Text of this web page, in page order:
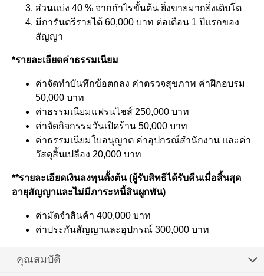
ส่วนแบ่ง 40 % จากกำไรขั้นต้น ยิ่งขายมากยิ่งเติบโต
มีการันตรีรายได้ 60,000 บาท ต่อเดือน 1 ปีแรกของ
สัญญา
*รายละเอียดค่าธรรมเนียม
ค่าจัดทำบันทึกข้อตกลง ค่าตรวจสุขภาพ ค่าฝึกอบรม
50,000 บาท
ค่าธรรมเนียมแฟรนไชส์ 250,000 บาท
ค่าจัดกิจกรรมวันเปิดร้าน 50,000 บาท
ค่าธรรมเนียมใบอนุญาต ค่าอุปกรณ์สำนักงาน และค่า
วัสดุสิ้นเปลือง 20,000 บาท
**รายละเอียดเงินลงทุนตั้งต้น (ผู้รับสิทธิได้รับคืนเมื่อสิ้นสุด
อายุสัญญาและไม่มีภาระหนี้สินผูกพัน)
ค่ามัดจำสินค้า 400,000 บาท
ค่าประกันสัญญาและอุปกรณ์ 300,000 บาท
คุณสมบัติ